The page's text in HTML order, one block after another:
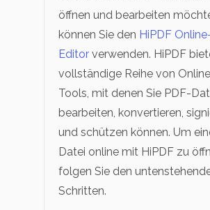
öffnen und bearbeiten
können Sie den HiPDF
Editor verwenden. HiPDF
vollständige Reihe von
Tools, mit denen Sie PDF-
bearbeiten, konvertieren,
und schützen können. Um
Datei online mit HiPDF zu
folgen Sie den
Schritten.